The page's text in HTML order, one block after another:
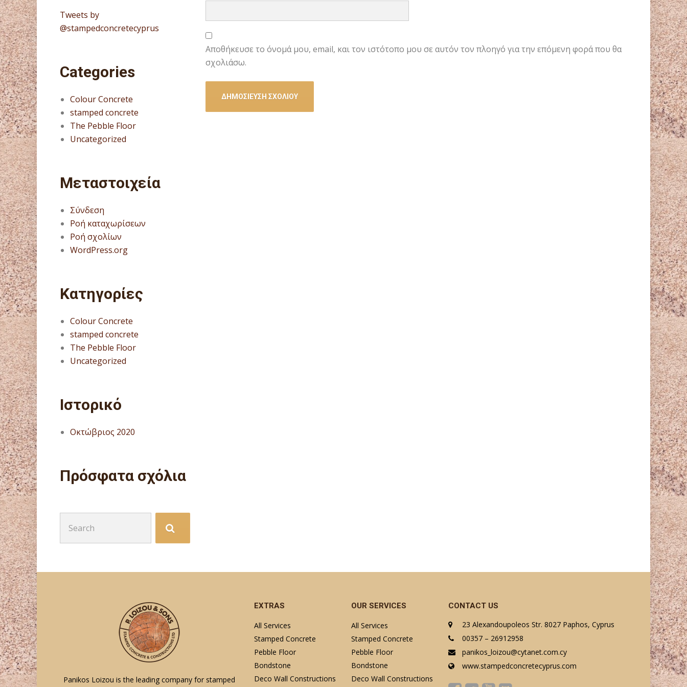
Αποθήκευσε το όνομά μου, email, και τον ιστότοπο μου σε αυτόν τον πλοηγό για την επόμενη φορά που θα
σχολιάσω.
Tweets by
@stampedconcretecyprus
Categories
Colour Concrete
stamped concrete
The Pebble Floor
Uncategorized
Μεταστοιχεία
Σύνδεση
Ροή καταχωρίσεων
Ροή σχολίων
WordPress.org
Kατηγορίες
Colour Concrete
stamped concrete
The Pebble Floor
Uncategorized
Ιστορικό
Οκτώβριος 2020
Πρόσφατα σχόλια
for:
Panikos Loizou is the leading company for stamped
EXTRAS
All Services
Stamped Concrete
Pebble Floor
Bondstone
Deco Wall Constructions
OUR SERVICES
All Services
Stamped Concrete
Pebble Floor
Bondstone
Deco Wall Constructions
CONTACT US
23 Alexandoupoleos Str. 8027 Paphos, Cyprus
00357 – 26912958
panikos_loizou@cytanet.com.cy
www.stampedconcretecyprus.com